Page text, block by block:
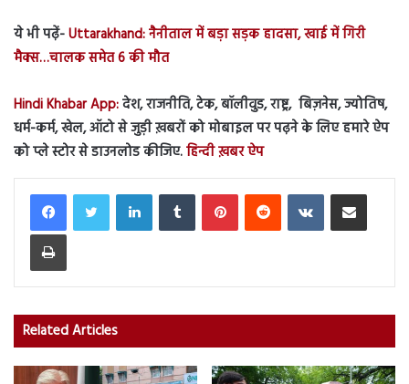
ये भी पढ़ें-Uttarakhand: नैनीताल में बड़ा सड़क हादसा, खाई में गिरी
मैक्स…चालक समेत 6 की मौत
Hindi Khabar App:देश, राजनीति, टेक, बॉलीवुड, राष्ट्र, बिज़नेस, ज्योतिष,
धर्म-कर्म, खेल, ऑटो से जुड़ी ख़बरों को मोबाइल पर पढ़ने के लिए हमारे ऐप
को प्ले स्टोर से डाउनलोड कीजिए.हिन्दी ख़बर ऐप
LinkedInTumblr PinterestReddit VKontakteShare via Email
Print
Related Articles